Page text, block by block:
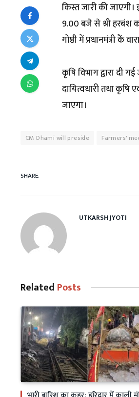
किस्त जारी की
9.00 बजे से श्री हरबंश
गोष्ठी में प्रधानमंत्री केें
कृषि विभाग द्वारा दी
दायित्वधारी तथा कृषि
जाएगा।
CM Dhami will preside Farmers'
SHARE.
UTKARSH JYOTI
Related Posts